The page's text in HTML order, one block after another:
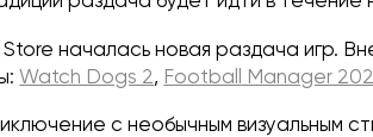
началась новая раздача игр.
Watch Dogs 2, Football Manager
с необычным визуальным